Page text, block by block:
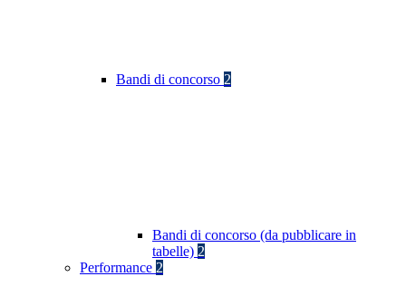
Bandi di concorso 2
Bandi di concorso (da pubblicare in
tabelle) 2
Performance 2